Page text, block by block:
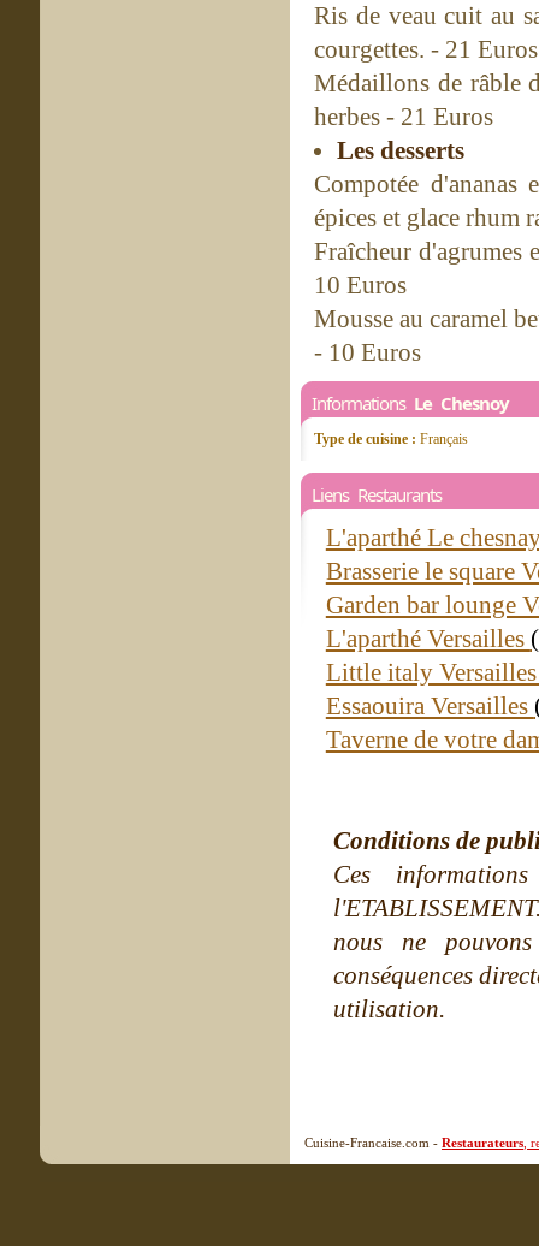
Ris de veau cuit au
courgettes. - 21 Euros
Médaillons de râble
herbes - 21 Euros
Les desserts
Compotée
épices et glace rhum
Fraîcheur d'agrumes
10 Euros
Mousse au caramel
- 10 Euros
Informations Le Chesnoy
Type de cuisine : Français
Liens Restaurants
L'aparthé Le
Brasserie le square
Garden bar lounge
L'aparthé Versailles
Little italy
Essaouira Versailles
Taverne de votre
Conditions de
Ces
nous ne
conséquences
utilisation.
Cuisine-Francaise.com - Restaurateurs ,